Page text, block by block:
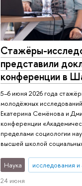
Стажёры-
представили
конференции в
5–6 июня 2026 года
молодёжных
Екатерина Семёнова и
конференции
пределами социологии
высшей школой
Наука исследования и
24 июня